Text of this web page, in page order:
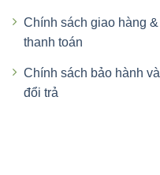
Chính sách giao hàng &
thanh toán
Chính sách bảo hành và
đổi trả